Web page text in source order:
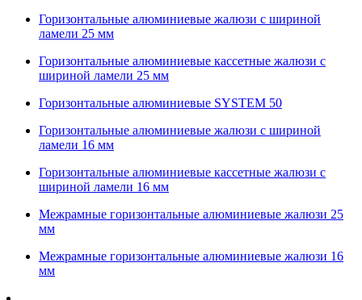
Горизонтальные алюминиевые жалюзи с шириной
ламели 25 мм
Горизонтальные алюминиевые кассетные жалюзи с
шириной ламели 25 мм
Горизонтальные алюминиевые SYSTEM 50
Горизонтальные алюминиевые жалюзи с шириной
ламели 16 мм
Горизонтальные алюминиевые кассетные жалюзи с
шириной ламели 16 мм
Межрамные горизонтальные алюминиевые жалюзи 25
мм
Межрамные горизонтальные алюминиевые жалюзи 16
мм